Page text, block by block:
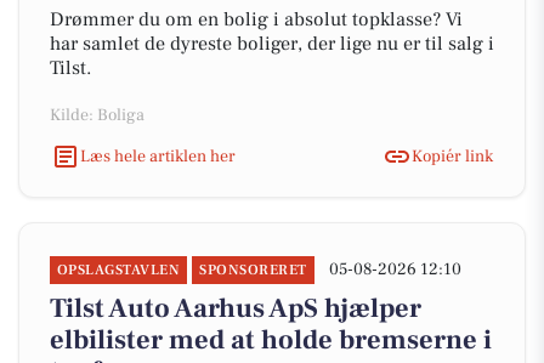
Drømmer du om en bolig i absolut topklasse? Vi
har samlet de dyreste boliger, der lige nu er til salg i
Tilst.
Kilde: Boliga
Læs hele artiklen her
Kopiér link
OPSLAGSTAVLEN SPONSORERET 05-08-2026 12:10
Tilst Auto Aarhus ApS hjælper
elbilister med at holde bremserne i